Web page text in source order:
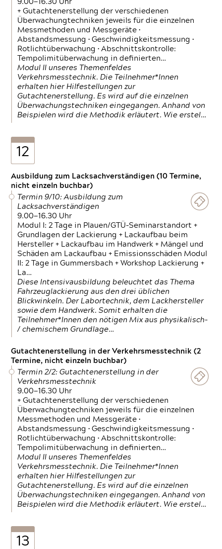
9.00—16.30 Uhr
+ Gutachtenerstellung der verschiedenen
Überwachungtechniken jeweils für die einzelnen
Messmethoden und Messgeräte •
Abstandsmessung • Geschwindigkeitsmessung •
Rotlichtüberwachung • Abschnittskontrolle:
Tempolimitüberwachung in definierten…
Modul II unseres Themenfeldes
Verkehrsmesstechnik. Die Teilnehmer*Innen
erhalten hier Hilfestellungen zur
Gutachtenerstellung. Es wird auf die einzelnen
Überwachungstechniken eingegangen. Anhand von
Beispielen wird die Methodik erläutert. Wie erstel…
12
Ausbildung zum Lacksachverständigen (10 Termine,
nicht einzeln buchbar)
Termin 9/10: Ausbildung zum
Lacksachverständigen
9.00—16.30 Uhr
Modul I: 2 Tage in Plauen/GTÜ-Seminarstandort +
Grundlagen der Lackierung + Lackaufbau beim
Hersteller + Lackaufbau im Handwerk + Mängel und
Schäden am Lackaufbau + Emissionsschäden Modul
II: 2 Tage in Gummersbach + Workshop Lackierung +
La…
Diese Intensivausbildung beleuchtet das Thema
Fahrzeuglackierung aus den drei üblichen
Blickwinkeln. Der Labortechnik, dem Lackhersteller
sowie dem Handwerk. Somit erhalten die
Teilnehmer*Innen den nötigen Mix aus physikalisch-
/ chemischem Grundlage…
Gutachtenerstellung in der Verkehrsmesstechnik (2
Termine, nicht einzeln buchbar)
Termin 2/2: Gutachtenerstellung in der
Verkehrsmesstechnik
9.00—16.30 Uhr
+ Gutachtenerstellung der verschiedenen
Überwachungtechniken jeweils für die einzelnen
Messmethoden und Messgeräte •
Abstandsmessung • Geschwindigkeitsmessung •
Rotlichtüberwachung • Abschnittskontrolle:
Tempolimitüberwachung in definierten…
Modul II unseres Themenfeldes
Verkehrsmesstechnik. Die Teilnehmer*Innen
erhalten hier Hilfestellungen zur
Gutachtenerstellung. Es wird auf die einzelnen
Überwachungstechniken eingegangen. Anhand von
Beispielen wird die Methodik erläutert. Wie erstel…
13